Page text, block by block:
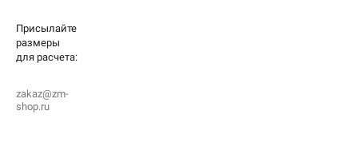
Присылайте
размеры
для расчета:
zakaz@zm-
shop.ru